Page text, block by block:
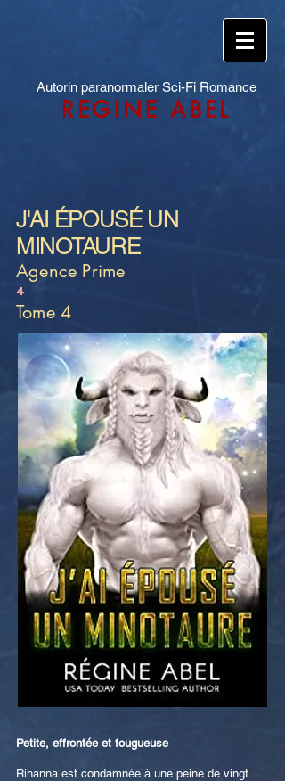
Autorin paranormaler Sci-Fi Romance
REGINE ABEL
J'AI ÉPOUSÉ UN
MINOTAURE
Agence Prime
4
Tome 4
Petite, effrontée et fougueuse
Rihanna est condamnée à une peine de vingt